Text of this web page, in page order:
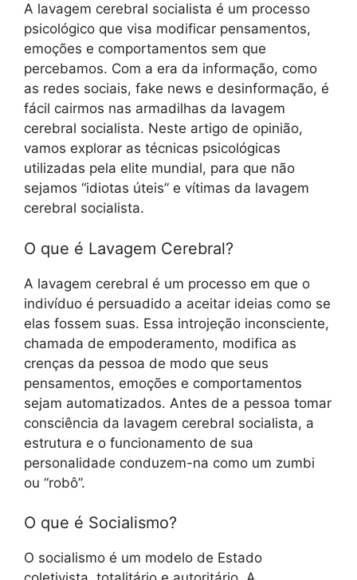
A lavagem cerebral socialista é um processo
psicológico que visa modificar pensamentos,
emoções e comportamentos sem que
percebamos. Com a era da informação, como
as redes sociais, fake news e desinformação, é
fácil cairmos nas armadilhas da lavagem
cerebral socialista. Neste artigo de opinião,
vamos explorar as técnicas psicológicas
utilizadas pela elite mundial, para que não
sejamos “idiotas úteis” e vítimas da lavagem
cerebral socialista.
O que é Lavagem Cerebral?
A lavagem cerebral é um processo em que o
indivíduo é persuadido a aceitar ideias como se
elas fossem suas. Essa introjeção inconsciente,
chamada de empoderamento, modifica as
crenças da pessoa de modo que seus
pensamentos, emoções e comportamentos
sejam automatizados. Antes de a pessoa tomar
consciência da lavagem cerebral socialista, a
estrutura e o funcionamento de sua
personalidade conduzem-na como um zumbi
ou “robô”.
O que é Socialismo?
O socialismo é um modelo de Estado